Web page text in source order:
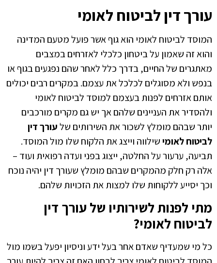
עורך דין לביטוח לאומי
המוסד לביטוח לאומי הוא גוף אשר פועל מטעם המדינה
והוא זה שאמון על ביטחון כלכלי לאזרחים במצבים
מאתגרים של החיים, בדרך כלל לאחר שהם נפגעים בגוף או
בנפש ולא מסוגלים לכלכל את עצמם. במקרים רבים יכולים
אותם אזרחים לפנות בעצמם למוסד לביטוח לאומי
ולהסדיר את העניינים שלהם אך יש גם מקרים מורכבים
יותר שבהם מומלץ לשכור את השירותים שלעורך דין
לביטוח לאומישילווה וייצג את הלקוח שלו מול המוסד.
תביעה, ערעור על החלטה, ייצוג בפני ועדה רפואית ועוד –
אלה רק חלק מהמקרים שבהם מומלץ שעורך דין יהיה נוכח
וכך יסייע ללקוחות שלו למצות את הזכויות שלהם.
מתי לפנות לשירותיו של עורך דין
לביטוח לאומי?
כל מי שמעדיף שאדם אחר בעל ידע וניסיון יפעל בשמו מול